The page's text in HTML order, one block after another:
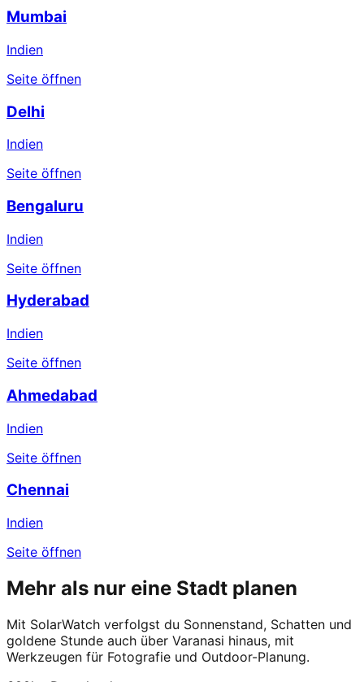
Mumbai
Indien
Seite öffnen
Delhi
Indien
Seite öffnen
Bengaluru
Indien
Seite öffnen
Hyderabad
Indien
Seite öffnen
Ahmedabad
Indien
Seite öffnen
Chennai
Indien
Seite öffnen
Mehr als nur eine Stadt planen
Mit SolarWatch verfolgst du Sonnenstand, Schatten und
goldene Stunde auch über Varanasi hinaus, mit
Werkzeugen für Fotografie und Outdoor-Planung.